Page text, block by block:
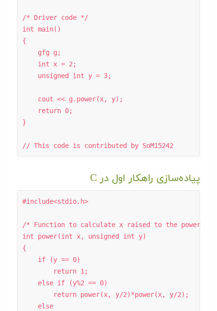
/* Driver code */
int main()
{
    gfg g;
    int x = 2;
    unsigned int y = 3;
    cout << g.power(x, y);
    return 0;
}
// This code is contributed by SoM15242
پیاده‌سازی راهکار اول در C
#include<stdio.h>
/* Function to calculate x raised to the power y
int power(int x, unsigned int y)
{
    if (y == 0)
        return 1;
    else if (y%2 == 0)
        return power(x, y/2)*power(x, y/2);
    else